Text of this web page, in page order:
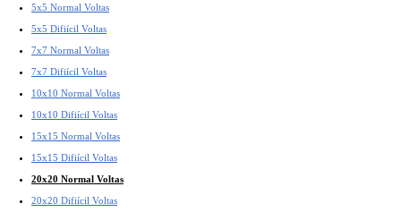
5x5 Normal Voltas
5x5 Difiícil Voltas
7x7 Normal Voltas
7x7 Difiícil Voltas
10x10 Normal Voltas
10x10 Difiícil Voltas
15x15 Normal Voltas
15x15 Difiícil Voltas
20x20 Normal Voltas
20x20 Difiícil Voltas